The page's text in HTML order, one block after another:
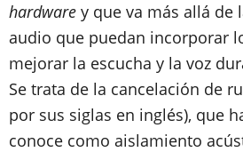
hardware y que va más allá de
audio que puedan incorporar
mejorar la escucha y la voz
Se trata de la cancelación de
por sus siglas en inglés), que
conoce como aislamiento